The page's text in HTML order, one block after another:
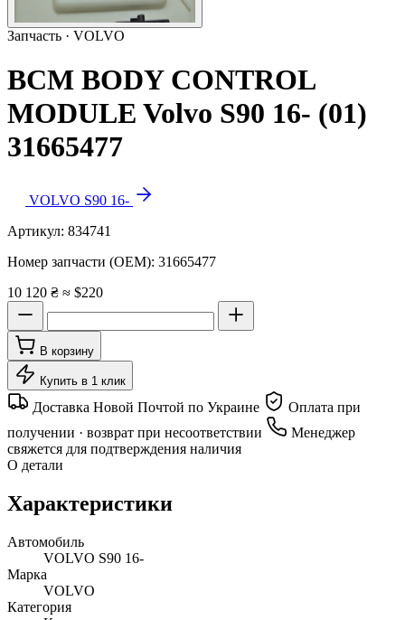
Запчасть · VOLVO
BCM BODY CONTROL
MODULE Volvo S90 16- (01)
31665477
VOLVO S90 16-
Артикул: 834741
Номер запчасти (OEM): 31665477
10 120 ₴ ≈ $220
В корзину
Купить в 1 клик
Доставка Новой Почтой по Украине
Оплата при
получении · возврат при несоответствии
Менеджер
свяжется для подтверждения наличия
О детали
Характеристики
Автомобиль
VOLVO S90 16-
Марка
VOLVO
Категория